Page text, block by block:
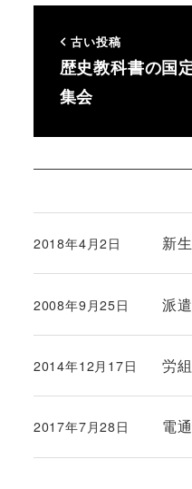
古い投稿
歴史教科書の国
集会
新
投稿日
2018年4月2日
派
投稿日
2008年9月25日
労
投稿日
2014年12月17日
電
投稿日
2017年7月28日